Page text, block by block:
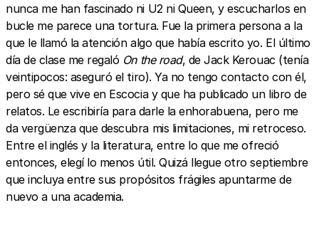
nunca me han fascinado ni U2 ni Queen, y escucharlos en
bucle me parece una tortura. Fue la primera persona a la
que le llamó la atención algo que había escrito yo. El último
día de clase me regaló On the road, de Jack Kerouac (tenía
veintipocos: aseguró el tiro). Ya no tengo contacto con él,
pero sé que vive en Escocia y que ha publicado un libro de
relatos. Le escribiría para darle la enhorabuena, pero me
da vergüenza que descubra mis limitaciones, mi retroceso.
Entre el inglés y la literatura, entre lo que me ofreció
entonces, elegí lo menos útil. Quizá llegue otro septiembre
que incluya entre sus propósitos frágiles apuntarme de
nuevo a una academia.